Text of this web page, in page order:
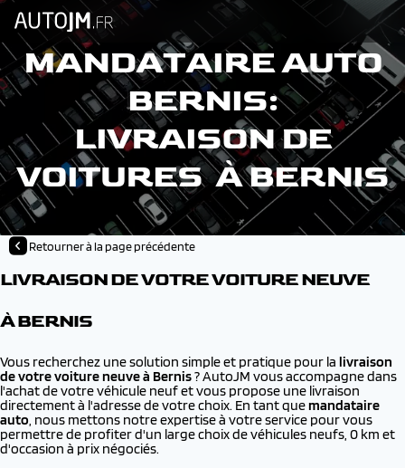
MANDATAIRE AUTO
BERNIS:
LIVRAISON DE
VOITURES À BERNIS
Retourner à la page précédente
LIVRAISON DE VOTRE VOITURE NEUVE
À BERNIS
Vous recherchez une solution simple et pratique pour la livraison
de votre voiture neuve à Bernis? AutoJM vous accompagne dans
l'achat de votre véhicule neuf et vous propose une livraison
directement à l'adresse de votre choix. En tant quemandataire
auto, nous mettons notre expertise à votre service pour vous
permettre de profiter d'un large choix de véhicules neufs, 0 km et
d'occasion à prix négociés.